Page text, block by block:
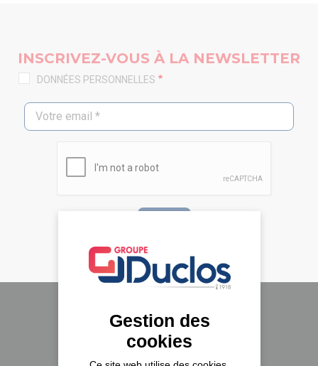
INSCRIVEZ-VOUS À LA NEWSLETTER
DONNÉES PERSONNELLES
Le groupe Duclos
A propos
Gestion des
cookies